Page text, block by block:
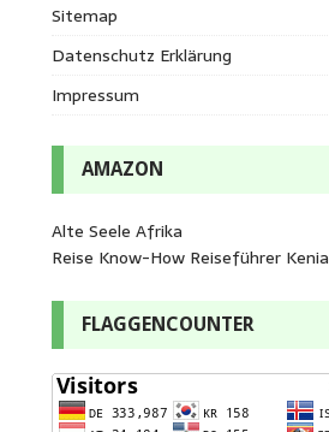
Sitemap
Datenschutz Erklärung
Impressum
AMAZON
Alte Seele Afrika
Reise Know-How Reiseführer Kenia
FLAGGENCOUNTER